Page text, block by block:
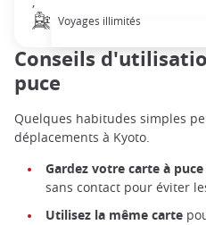
Voyages illimités
Conseils
puce
Quelques habitudes simples
déplacements à Kyoto.
Gardez votre carte à
sans contact pour éviter
Utilisez la même carte